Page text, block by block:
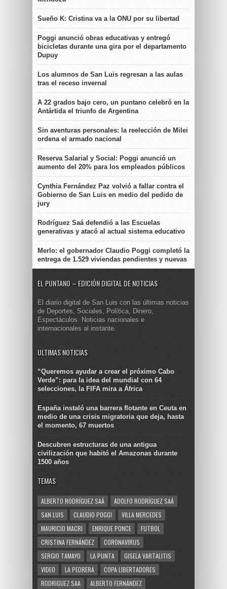
Sueño K: Cristina va a la ONU por su libertad
Poggi anunció obras educativas y entregó
bicicletas durante una gira por el departamento
Dupuy
Los alumnos de San Luis regresan a las aulas
tras el receso invernal
A 22 grados bajo cero, un puntano celebró en la
Antártida el triunfo de Argentina
Sin aventuras personales: la reelección de Milei
ordena el armado nacional
Reserva Salarial y Social: Poggi anunció un
aumento del 20% para los empleados públicos
Cynthia Fernández Paz volvió a fallar contra el
Gobierno de San Luis en medio del pedido de
jury
Rodríguez Saá defendió a las Escuelas
generativas y atacó al actual sistema educativo
Merlo: el gobernador Claudio Poggi completó la
entrega de 1.529 viviendas pendientes y nuevas
EL PUNTANO – EDICIÓN DIGITAL DE NOTICIAS
El diario digital de San Luis con las últimas noticias
de Deportes, Sociales, Política, Dinero,
Espectáculos. Noticias nacionales e
internacionales al instante.
ULTIMAS NOTICIAS
“Queremos ayudar a crear el próximo Cabo
Verde”: para la idea del mundial con 64
selecciones, la FIFA mira a África
España instaló una barrera flotante en Ceuta en
medio de una crisis migratoria que deja, hasta
el momento, 67 muertos
Descubren estructuras de una antigua
civilización que habitó el Amazonas durante
1500 años
TEMAS
ALBERTO RODRÍGUEZ SAÁ
ADOLFO RODRÍGUEZ SAÁ
SAN LUIS
CLAUDIO POGGI
VILLA MERCEDES
MAURICIO MACRI
ENRIQUE PONCE
FUTBOL
CRISTINA FERNÁNDEZ
CORONAVIRUS
SERGIO TAMAYO
LA PUNTA
GISELA VARTALITIS
VIDEO
LA PEDRERA
COPA LIBERTADORES
RODRIGUEZ SAA
ALBERTO FERNÁNDEZ